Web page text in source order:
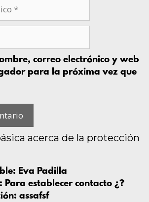
correo electrónico y web
para la próxima vez que
acerca de la protección
Eva Padilla
Para establecer contacto ¿?
assafsf